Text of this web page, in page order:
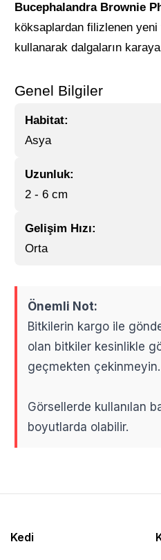
Bucephalandra Brownie
köksaplardan filizlenen yeni
kullanarak dalgaların
Genel Bilgiler
Habitat:
Asya
Uzunluk:
2 - 6 cm
Gelişim Hızı:
Orta
Önemli Not:
Bitkilerin kargo ile
olan bitkiler kesinlikle
geçmekten çekinmeyin.
Görsellerde kullanılan
boyutlarda olabilir.
Kedi